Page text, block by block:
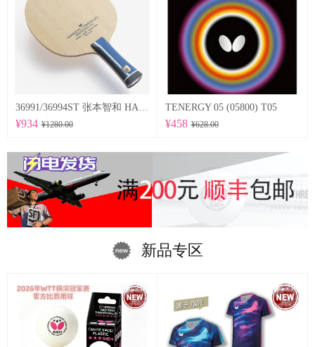
¥934 ¥1280.00
TENERGY 05 (05800) T05
¥458 ¥628.00
新品专区